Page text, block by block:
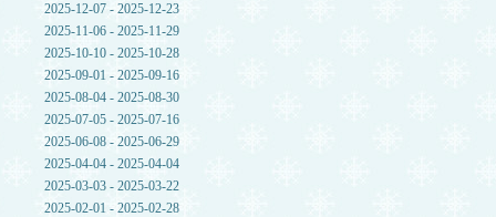
2025-12-07 - 2025-12-23
2025-11-06 - 2025-11-29
2025-10-10 - 2025-10-28
2025-09-01 - 2025-09-16
2025-08-04 - 2025-08-30
2025-07-05 - 2025-07-16
2025-06-08 - 2025-06-29
2025-04-04 - 2025-04-04
2025-03-03 - 2025-03-22
2025-02-01 - 2025-02-28